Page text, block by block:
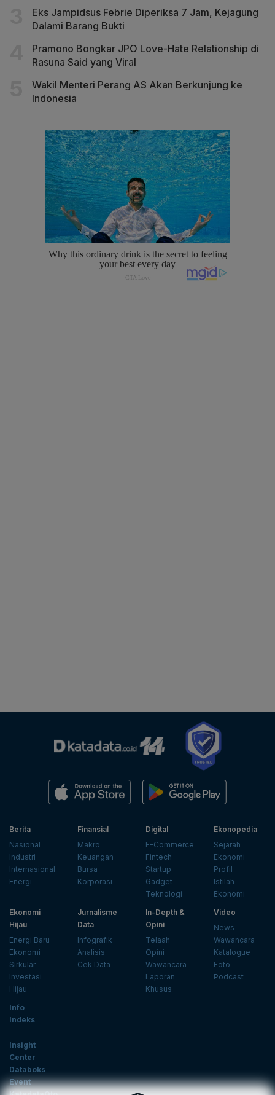
Eks Jampidsus Febrie Diperiksa 7 Jam, Kejagung
Dalami Barang Bukti
Pramono Bongkar JPO Love-Hate Relationship di
Rasuna Said yang Viral
Wakil Menteri Perang AS Akan Berkunjung ke
Indonesia
Berita
Nasional
Industri
Internasional
Energi
Finansial
Makro
Keuangan
Bursa
Korporasi
Digital
E-Commerce
Fintech
Startup
Gadget
Teknologi
Ekonopedia
Sejarah
Ekonomi
Profil
Istilah
Ekonomi
Ekonomi
Hijau
Energi Baru
Ekonomi
Sirkular
Investasi
Hijau
Jurnalisme
Data
Infografik
Analisis
Cek Data
In-Depth &
Opini
Telaah
Opini
Wawancara
Laporan
Khusus
Video
News
Wawancara
Katalogue
Foto
Podcast
Info
Indeks
Insight
Center
Databoks
Event